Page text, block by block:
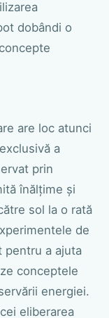
dobândi o
are loc atunci
a
prin
înălțime și
sol la o rată
de
pentru a ajuta
conceptele
energiei.
eliberarea